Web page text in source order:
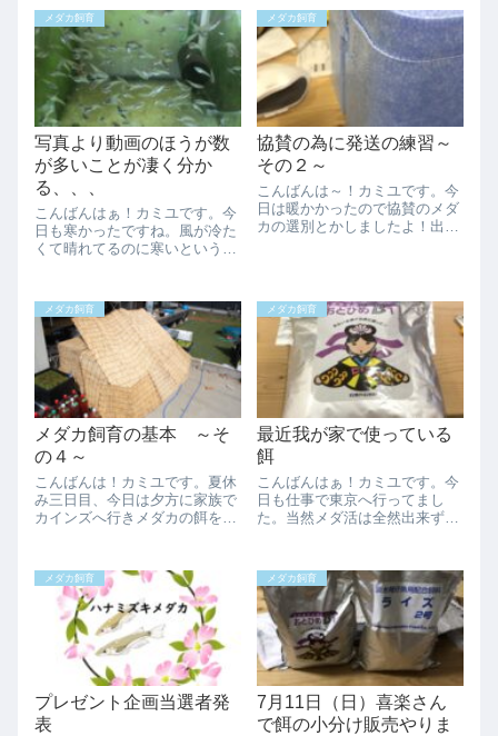
カ選別NGのメダカうーん選別
が厳しすぎるのでしょう...
らいまで下がっていました。昼
間は10℃を超えるくらいになっ
てメダカも浮かんで来てました
が、動きがだい...
メダカ飼育
写真より動画のほうが数
が多いことが凄く分か
る、、、
こんばんはぁ！カミユです。今
日も寒かったですね。風が冷た
くて晴れてるのに寒いという不
けるので、一日子供達の面倒を
見ることになりました。一日中
子供と一緒なので子供達が退屈
しないように、桶...
メダカ飼育
協賛の為に発送の練習～
その２～
こんばんは～！カミユです。今
日は暖かかったので協賛のメダ
カの選別とかしましたよ！出す
た。ダイソーの発泡って微妙に
60サイズに収まら...
メダカ飼育
メダカ飼育の基本 ～そ
の４～
こんばんは！カミユです。夏休
み三日目、今日は夕方に家族で
カインズへ行きメダカの餌を物
す、、、また、今日もメダカ飼
育の基本の続きです。メダカ飼
育の基本 ～その４～底床我が
家はベアタンクと言って...
メダカ飼育
最近我が家で使っている
餌
こんばんはぁ！カミユです。今
日も仕事で東京へ行ってまし
た。当然メダ活は全然出来ず帰
の餌がだいぶ固定化されてきた
ので整理してみようかと思って
記事を書きました。成魚、若魚
にはオトヒメB1...
メダカ飼育
プレゼント企画当選者発
表
メダカ飼育
7月11日（日）喜楽さん
で餌の小分け販売やりま